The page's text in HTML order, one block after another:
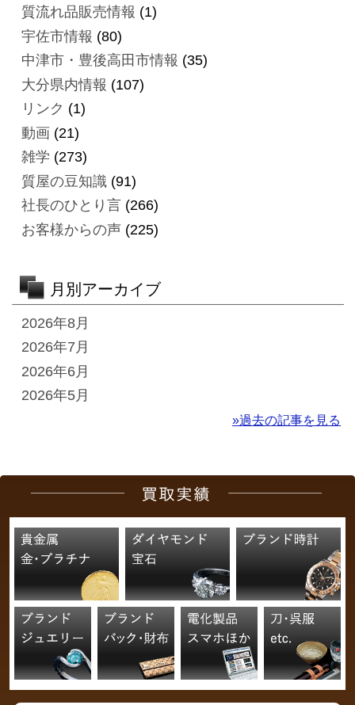
質流れ品販売情報 (1)
宇佐市情報 (80)
中津市・豊後高田市情報 (35)
大分県内情報 (107)
リンク (1)
動画(21)
雑学 (273)
質屋の豆知識(91)
社長のひとり言(266)
お客様からの声(225)
月別アーカイブ
2026年8月
2026年7月
2026年6月
2026年5月
»過去の記事を見る